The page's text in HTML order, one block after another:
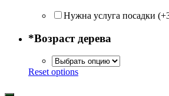
Нужна услуга посадки
*Возраст дерева
Reset options